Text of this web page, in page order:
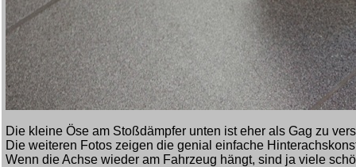
Die kleine Öse am Stoßdämpfer unten ist eher als Gag zu
Die weiteren Fotos zeigen die genial einfache
Wenn die Achse wieder am Fahrzeug hängt, sind ja viele